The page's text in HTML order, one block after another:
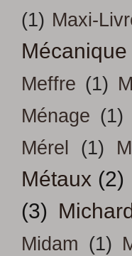
(1) Maxi-
Mécanique
Meffre (1)
Ménage (1)
Mérel
(1)
Métaux (2)
(3)
Midam (1)